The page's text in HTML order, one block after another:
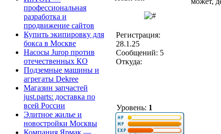
профессиональная
разработка и
продвижение сайтов
Купить экипировку для
бокса в Москве
Насосы Jurop против
отечественных КО
Подземные машины и
агрегаты Dekree
Магазин запчастей
just.parts: доставка по
всей России
Элитное жилье и
новостройки Москвы
Регистрация:
28.1.25
Сообщений: 5
Откуда:
Уровень: 1